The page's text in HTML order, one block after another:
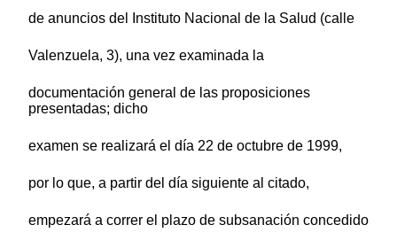
de anuncios del Instituto Nacional de la Salud (calle
Valenzuela, 3), una vez examinada la
documentación general de las proposiciones
presentadas; dicho
examen se realizará el día 22 de octubre de 1999,
por lo que, a partir del día siguiente al citado,
empezará a correr el plazo de subsanación concedido